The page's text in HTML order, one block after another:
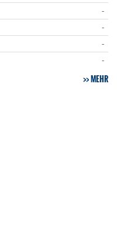
-
-
-
-
MEHR